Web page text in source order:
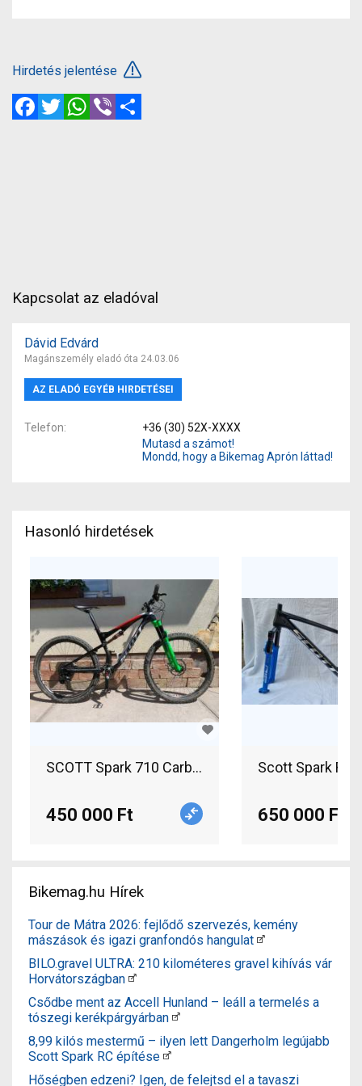
Hirdetés jelentése
FacebookTwitterWhatsApp
Viber
Kapcsolat az eladóval
Dávid Edvárd
Magánszemély eladó óta 24.03.06
AZ ELADÓ EGYÉB HIRDETÉSEI
Telefon
+36 (30) 52X-XXXX
Mutasd a számot!
Mondd, hogy a Bikemag Aprón láttad!
Hasonló hirdetések
SCOTT Spark 710 Carbon M.-es Mountain Bike
450 000 Ft 650 000 Ft
Bikemag.hu Hírek
Tour de Mátra 2026: fejlődő szervezés, kemény
mászások és igazi granfondós hangulat
BILO.gravel ULTRA: 210 kilométeres gravel kihívás vár
Horvátországban
Csődbe ment az Accell Hunland – leáll a termelés a
tószegi kerékpárgyárban
8,99 kilós mestermű – ilyen lett Dangerholm legújabb
Scott Spark RC építése
Hőségben edzeni? Igen, de felejtsd el a tavaszi